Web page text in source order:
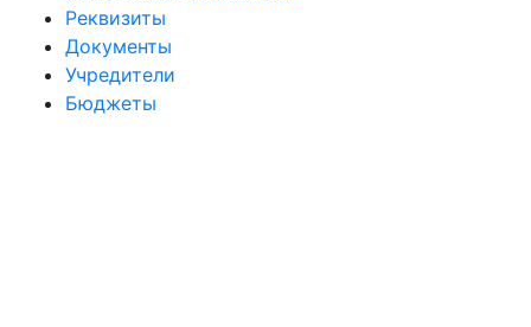
Реквизиты
Документы
Учредители
Бюджеты